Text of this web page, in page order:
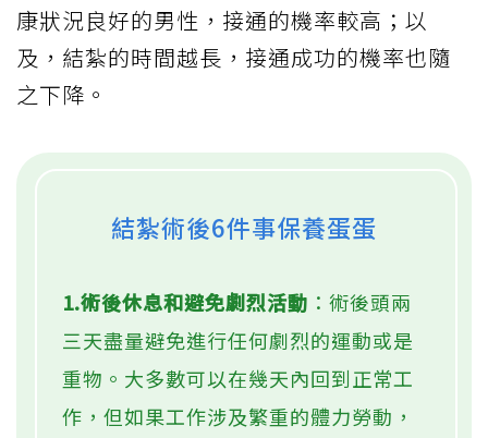
康狀況良好的男性，接通的機率較高；以
及，結紮的時間越長，接通成功的機率也隨
之下降。
結紮術後6件事保養蛋蛋
1.術後休息和避免劇烈活動 ：術後頭兩
三天盡量避免進行任何劇烈的運動或是
重物。大多數可以在幾天內回到正常工
作，但如果工作涉及繁重的體力勞動，